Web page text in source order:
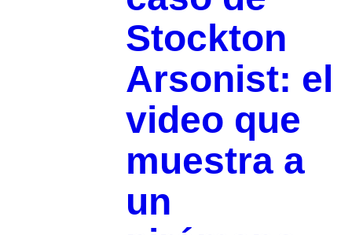
Stockton
Arsonist: el
video que
muestra a
un